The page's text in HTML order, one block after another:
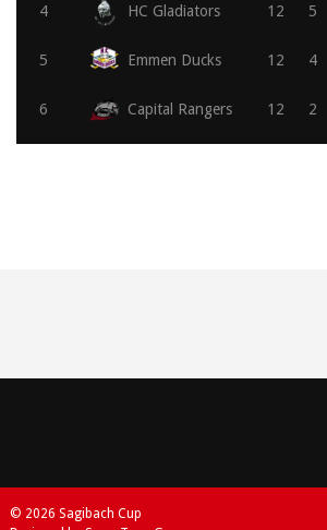
4 HC Gladiators 12 5
5 Emmen Ducks 12 4
6 Capital Rangers 12 2
© 2026 Sagibach Cup